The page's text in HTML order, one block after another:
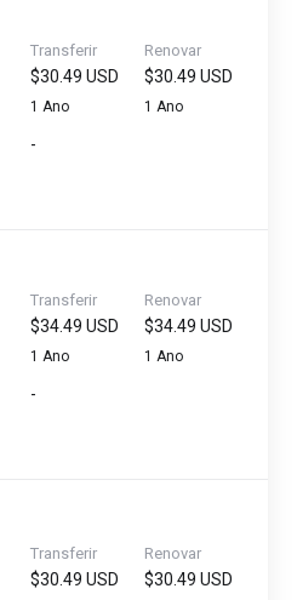
Transferir
$30.49 USD
1 Ano
Renovar
$30.49 USD
1 Ano
-
Transferir
$34.49 USD
1 Ano
Renovar
$34.49 USD
1 Ano
-
Transferir
$30.49 USD
Renovar
$30.49 USD